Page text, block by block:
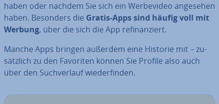
haben oder nachdem Sie sich ein Wer­be­vi­deo angesehen
haben. Besonders die Gratis-Apps sind häufig voll mit
Werbung, über die sich die App re­fi­nan­ziert.
Manche Apps bringen außerdem eine Historie mit – zu­
sätz­lich zu den Favoriten können Sie Profile also auch
über den Such­ver­lauf wie­der­fin­den.